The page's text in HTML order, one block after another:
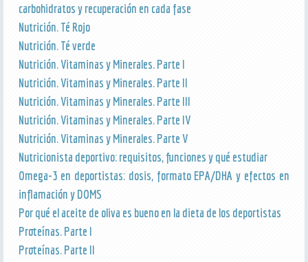
carbohidratos y recuperación en cada fase
Nutrición. Té Rojo
Nutrición. Té verde
Nutrición. Vitaminas y Minerales. Parte I
Nutrición. Vitaminas y Minerales. Parte II
Nutrición. Vitaminas y Minerales. Parte III
Nutrición. Vitaminas y Minerales. Parte IV
Nutrición. Vitaminas y Minerales. Parte V
Nutricionista deportivo: requisitos, funciones y qué estudiar
Omega-3 en deportistas: dosis, formato EPA/DHA y efectos en
inflamación y DOMS
Por qué el aceite de oliva es bueno en la dieta de los deportistas
Proteínas. Parte I
Proteínas. Parte II